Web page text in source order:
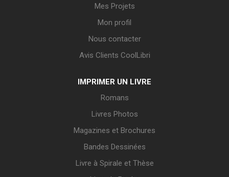
Mes Projets
Mon profil
Nous contacter
Avis Clients CoolLibri
IMPRIMER UN LIVRE
Romans
Livres Photos
Magazines et Brochures
Bandes Dessinées
Livre à Spirale et Thèse